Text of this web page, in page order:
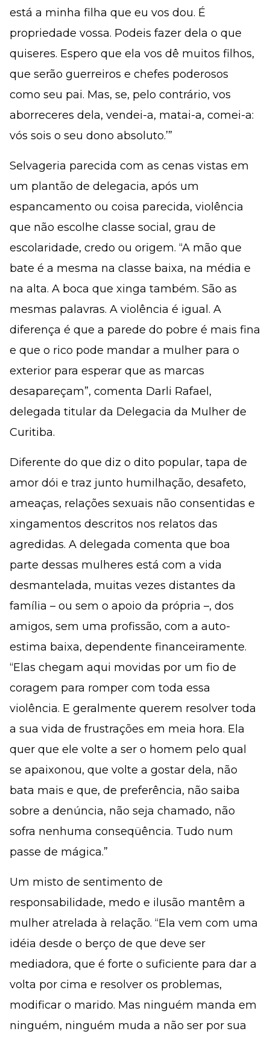
está a minha filha que eu vos dou. É
propriedade vossa. Podeis fazer dela o que
quiseres. Espero que ela vos dê muitos filhos,
que serão guerreiros e chefes poderosos
como seu pai. Mas, se, pelo contrário, vos
aborreceres dela, vendei-a, matai-a, comei-a:
vós sois o seu dono absoluto.’”
Selvageria parecida com as cenas vistas em
um plantão de delegacia, após um
espancamento ou coisa parecida, violência
que não escolhe classe social, grau de
escolaridade, credo ou origem. “A mão que
bate é a mesma na classe baixa, na média e
na alta. A boca que xinga também. São as
mesmas palavras. A violência é igual. A
diferença é que a parede do pobre é mais fina
e que o rico pode mandar a mulher para o
exterior para esperar que as marcas
desapareçam”, comenta Darli Rafael,
delegada titular da Delegacia da Mulher de
Curitiba.
Diferente do que diz o dito popular, tapa de
amor dói e traz junto humilhação, desafeto,
ameaças, relações sexuais não consentidas e
xingamentos descritos nos relatos das
agredidas. A delegada comenta que boa
parte dessas mulheres está com a vida
desmantelada, muitas vezes distantes da
família – ou sem o apoio da própria –, dos
amigos, sem uma profissão, com a auto-
estima baixa, dependente financeiramente.
“Elas chegam aqui movidas por um fio de
coragem para romper com toda essa
violência. E geralmente querem resolver toda
a sua vida de frustrações em meia hora. Ela
quer que ele volte a ser o homem pelo qual
se apaixonou, que volte a gostar dela, não
bata mais e que, de preferência, não saiba
sobre a denúncia, não seja chamado, não
sofra nenhuma conseqüência. Tudo num
passe de mágica.”
Um misto de sentimento de
responsabilidade, medo e ilusão mantêm a
mulher atrelada à relação. “Ela vem com uma
idéia desde o berço de que deve ser
mediadora, que é forte o suficiente para dar a
volta por cima e resolver os problemas,
modificar o marido. Mas ninguém manda em
ninguém, ninguém muda a não ser por sua